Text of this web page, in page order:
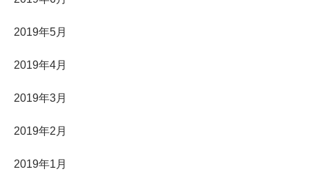
2019年5月
2019年4月
2019年3月
2019年2月
2019年1月